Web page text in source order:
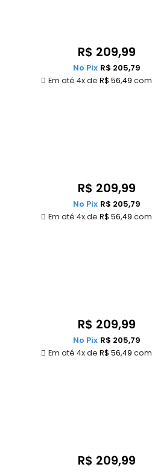
R$ 209,99
Em até 4x de R$ 56,49
No Pix R$ 205,79
R$ 209,99
Em até 4x de R$ 56,49
No Pix R$ 205,79
R$ 209,99
Em até 4x de R$ 56,49
No Pix R$ 205,79
R$ 209,99